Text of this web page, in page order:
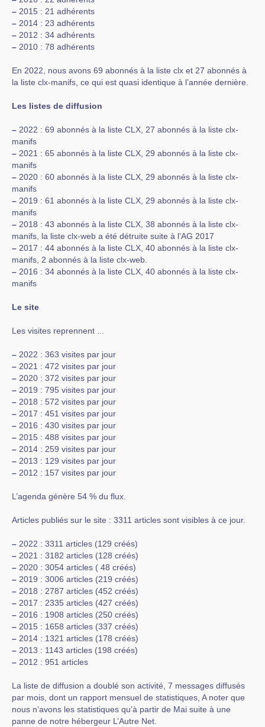
– 2015 : 21 adhérents
– 2014 : 23 adhérents
– 2012 : 34 adhérents
– 2010 : 78 adhérents
En 2022, nous avons 69 abonnés à la liste clx et 27 abonnés à
la liste clx-manifs, ce qui est quasi identique à l’année dernière.
Les listes de diffusion
– 2022 : 69 abonnés à la liste CLX, 27 abonnés à la liste clx-
manifs
– 2021 : 65 abonnés à la liste CLX, 29 abonnés à la liste clx-
manifs
– 2020 : 60 abonnés à la liste CLX, 29 abonnés à la liste clx-
manifs
– 2019 : 61 abonnés à la liste CLX, 29 abonnés à la liste clx-
manifs
– 2018 : 43 abonnés à la liste CLX, 38 abonnés à la liste clx-
manifs, la liste clx-web a été détruite suite à l’AG 2017
– 2017 : 44 abonnés à la liste CLX, 40 abonnés à la liste clx-
manifs, 2 abonnés à la liste clx-web.
– 2016 : 34 abonnés à la liste CLX, 40 abonnés à la liste clx-
manifs
Le site
Les visites reprennent ...
– 2022 : 363 visites par jour
– 2021 : 472 visites par jour
– 2020 : 372 visites par jour
– 2019 : 795 visites par jour
– 2018 : 572 visites par jour
– 2017 : 451 visites par jour
– 2016 : 430 visites par jour
– 2015 : 488 visites par jour
– 2014 : 259 visites par jour
– 2013 : 129 visites par jour
– 2012 : 157 visites par jour
L’agenda génère 54 % du flux.
Articles publiés sur le site : 3311 articles sont visibles à ce jour.
– 2022 : 3311 articles (129 créés)
– 2021 : 3182 articles (128 créés)
– 2020 : 3054 articles ( 48 créés)
– 2019 : 3006 articles (219 créés)
– 2018 : 2787 articles (452 créés)
– 2017 : 2335 articles (427 créés)
– 2016 : 1908 articles (250 créés)
– 2015 : 1658 articles (337 créés)
– 2014 : 1321 articles (178 créés)
– 2013 : 1143 articles (198 créés)
– 2012 : 951 articles
La liste de diffusion a doublé son activité, 7 messages diffusés
par mois, dont un rapport mensuel de statistiques, A noter que
nous n’avons les statistiques qu’à partir de Mai suite à une
panne de notre hébergeur L’Autre Net.